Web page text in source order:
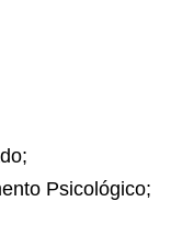
Psicológico;